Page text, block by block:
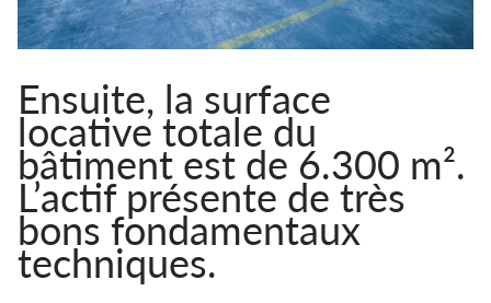
Ensuite, la surface
locative totale du
bâtiment est de 6.300 m².
L’actif présente de très
bons fondamentaux
techniques.